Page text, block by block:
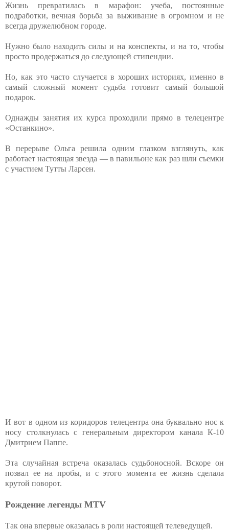
Жизнь превратилась в марафон: учеба, постоянные
подработки, вечная борьба за выживание в огромном и не
всегда дружелюбном городе.
Нужно было находить силы и на конспекты, и на то, чтобы
просто продержаться до следующей стипендии.
Но, как это часто случается в хороших историях, именно в
самый сложный момент судьба готовит самый большой
подарок.
Однажды занятия их курса проходили прямо в телецентре
«Останкино».
В перерыве Ольга решила одним глазком взглянуть, как
работает настоящая звезда — в павильоне как раз шли съемки
с участием Тутты Ларсен.
И вот в одном из коридоров телецентра она буквально нос к
носу столкнулась с генеральным директором канала К-10
Дмитрием Паппе.
Эта случайная встреча оказалась судьбоносной. Вскоре он
позвал ее на пробы, и с этого момента ее жизнь сделала
крутой поворот.
Рождение легенды MTV
Так она впервые оказалась в роли настоящей телеведущей.